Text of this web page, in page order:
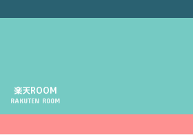
楽天ROOM
RAKUTEN ROOM